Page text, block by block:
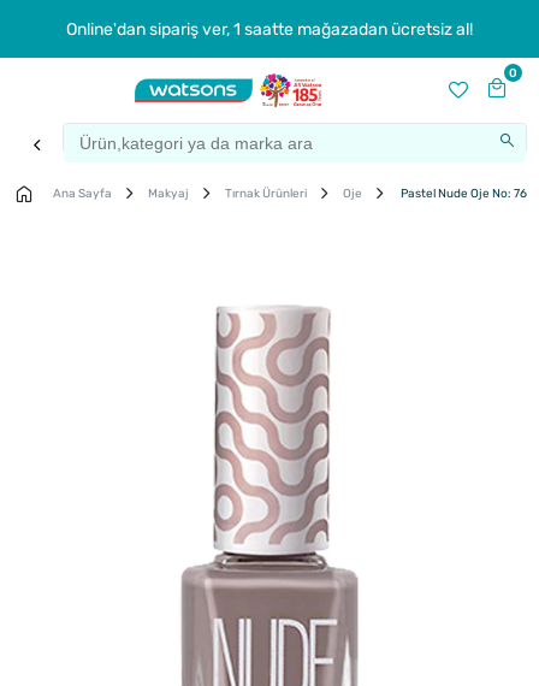
Online'dan sipariş ver, 1 saatte mağazadan ücretsiz al!
0
Ana Sayfa Makyaj Tırnak Ürünleri Oje Pastel Nude Oje No: 760